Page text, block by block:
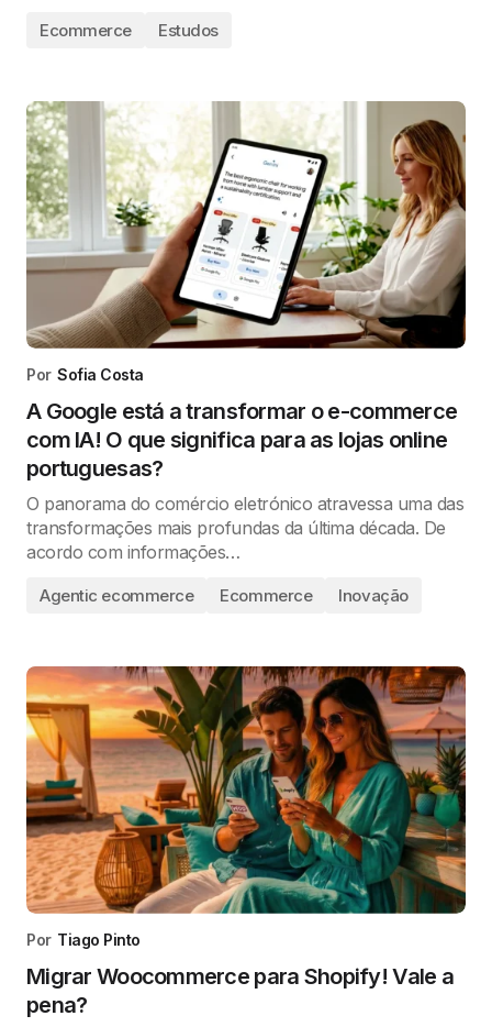
Ecommerce Estudos
Por Sofia Costa
A Google está a transformar o e-commerce
com IA! O que significa para as lojas online
portuguesas?
O panorama do comércio eletrónico atravessa uma das
transformações mais profundas da última década. De
acordo com informações…
Agentic ecommerce Ecommerce Inovação
Por Tiago Pinto
Migrar Woocommerce para Shopify! Vale a
pena?